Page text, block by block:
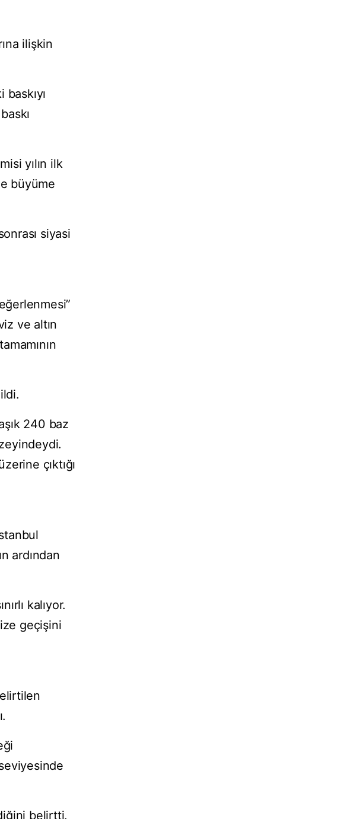
ilişkin
yılın ilk
büyüme
siyasi
ve altın
240 baz
çıktığı
ardından
kalıyor.
geçişini
belirtti.